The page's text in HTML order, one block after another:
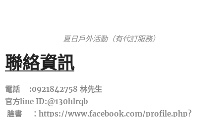
夏日戶外活動（有代訂服務）
聯絡資訊
電話☎️:0921842758 林先生
官方line ID:@130hlrqb
臉書🔗：https://www.facebook.com/profile.php?